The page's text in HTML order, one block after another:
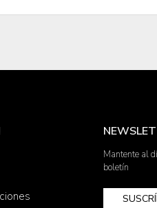
Mantente al
boletín